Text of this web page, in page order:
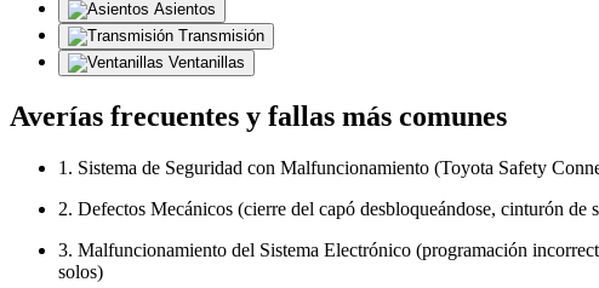
Asientos
Transmisión
Ventanillas
Averías frecuentes y fallas más comunes
1. Sistema de Seguridad con Malfuncionamiento (Toyota Safety
2. Defectos Mecánicos (cierre del capó desbloqueándose, cinturón
3. Malfuncionamiento del Sistema Electrónico (programación
solos)